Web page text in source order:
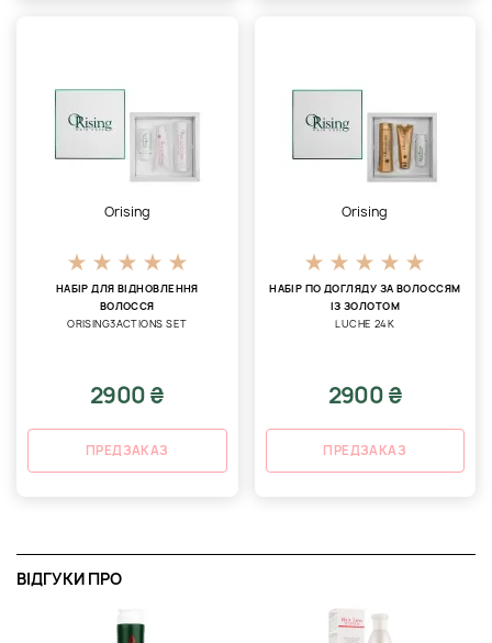
Orising
НАБІР ДЛЯ ВІДНОВЛЕННЯ
ВОЛОССЯ
ORISING3ACTIONS SET
2900 ₴
ПРЕДЗАКАЗ
Orising
НАБІР ПО ДОГЛЯДУ ЗА ВОЛОССЯМ
ІЗ ЗОЛОТОМ
LUCHE 24K
2900 ₴
ПРЕДЗАКАЗ
ВІДГУКИ ПРО